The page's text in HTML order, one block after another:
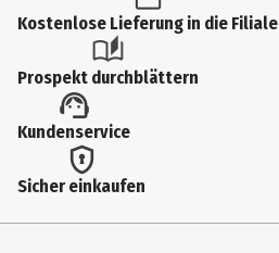
Artikelnummer des Herstellers
Hersteller
Lego GmbH
Herstelleradresse
Kostenlose Lieferung in die Filiale
Prospekt durchblättern
Kundenservice
Sicher einkaufen